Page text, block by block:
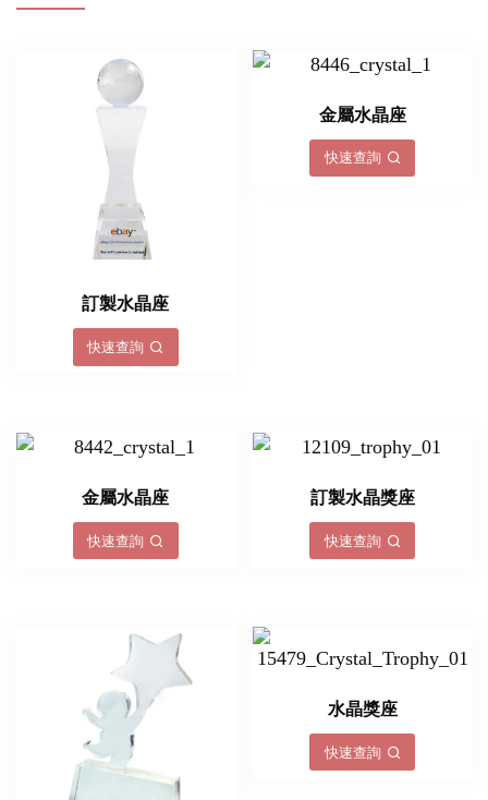
訂製水晶座
快速查詢
金屬水晶座
快速查詢
金屬水晶座
快速查詢
訂製水晶獎座
快速查詢
水晶獎座
快速查詢